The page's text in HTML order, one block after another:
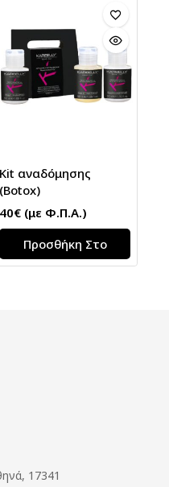
Κit αναδόμησης
(Botox)
40€ (με Φ.Π.Α.)
Προσθήκη Στο
Καλάθι
17341